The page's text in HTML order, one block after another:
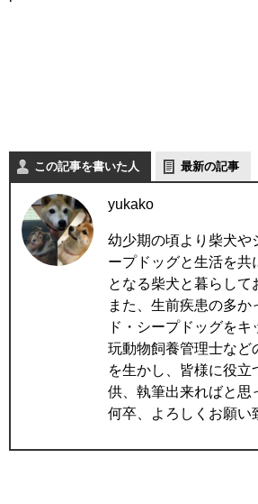
この記事を書いた人 最新の記事
yukako
幼少期の頃より柴犬や
ープドッグと生活を共
となる柴犬と暮らして
また、生前疾患の多か
ド・シープドッグを
玩動物飼養管理士など
を生かし、皆様に役立
供、執筆出来ればと思
何卒、よろしくお願い